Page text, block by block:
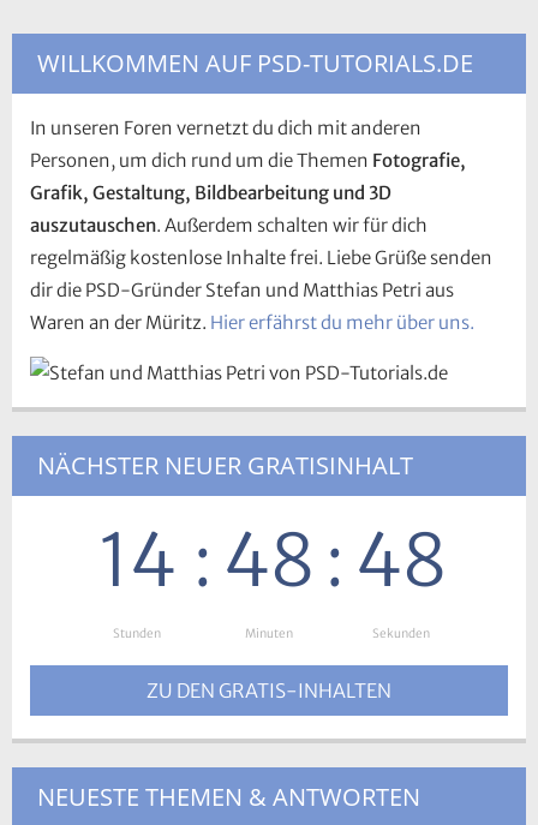
WILLKOMMEN AUF PSD-TUTORIALS.DE
In unseren Foren vernetzt du dich mit anderen
Personen, um dich rund um die Themen Fotografie,
Grafik, Gestaltung, Bildbearbeitung und 3D
auszutauschen. Außerdem schalten wir für dich
regelmäßig kostenlose Inhalte frei. Liebe Grüße senden
dir die PSD-Gründer Stefan und Matthias Petri aus
Waren an der Müritz. Hier erfährst du mehr über uns.
NÄCHSTER NEUER GRATISINHALT
14
Stunden
: 48
Minuten
: 47
Sekunden
ZU DEN GRATIS-INHALTEN
NEUESTE THEMEN & ANTWORTEN